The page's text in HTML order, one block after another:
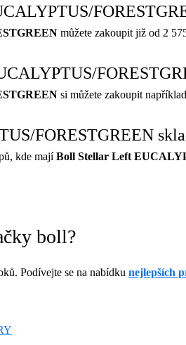
můžete zakoupit již od 2
si můžete zakoupit
FORESTGREEN
kde majíBoll Stellar Left
boll?
Podívejte se na nabídku nejlepších